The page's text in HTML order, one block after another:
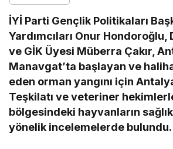
İYİ Parti Gençlik Politikaları
Yardımcıları Onur
ve GİK Üyesi Müberra Çakır,
Manavgat’ta başlayan ve
eden orman yangını için
Teşkilatı ve veteriner
bölgesindeki hayvanların
yönelik incelemelerde bulundu.